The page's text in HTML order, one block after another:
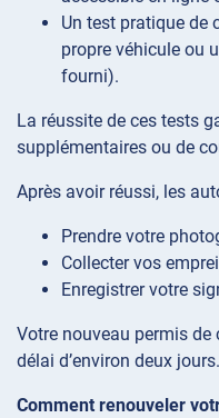
Un test pratique de
propre véhicule ou
fourni).
La réussite de ces tests
supplémentaires ou de
Après avoir réussi, les
Prendre votre
Collecter vos
Enregistrer votre
Votre nouveau permis de
délai d’environ deux jours.
Comment renouveler